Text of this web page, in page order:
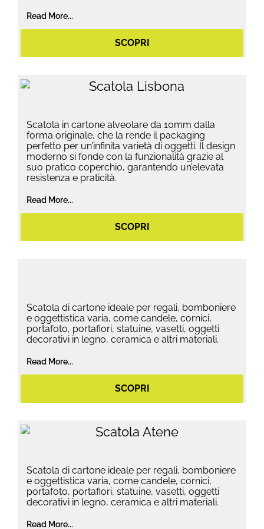
Read More...
SCOPRI
Scatola in cartone alveolare da 10mm dalla
forma originale, che la rende il packaging
perfetto per un’infinita varietà di oggetti. Il design
moderno si fonde con la funzionalità grazie al
suo pratico coperchio, garantendo un’elevata
resistenza e praticità.
Read More...
SCOPRI
Scatola di cartone ideale per regali, bomboniere
e oggettistica varia, come candele, cornici,
portafoto, portafiori, statuine, vasetti, oggetti
decorativi in legno, ceramica e altri materiali.
Read More...
SCOPRI
Scatola di cartone ideale per regali, bomboniere
e oggettistica varia, come candele, cornici,
portafoto, portafiori, statuine, vasetti, oggetti
decorativi in legno, ceramica e altri materiali.
Read More...